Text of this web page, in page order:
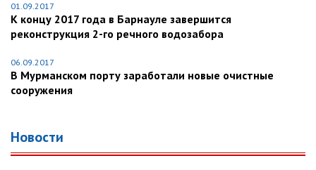
01.09.2017
К концу 2017 года в Барнауле завершится
реконструкция 2-го речного водозабора
06.09.2017
В Мурманском порту заработали новые очистные
сооружения
Новости